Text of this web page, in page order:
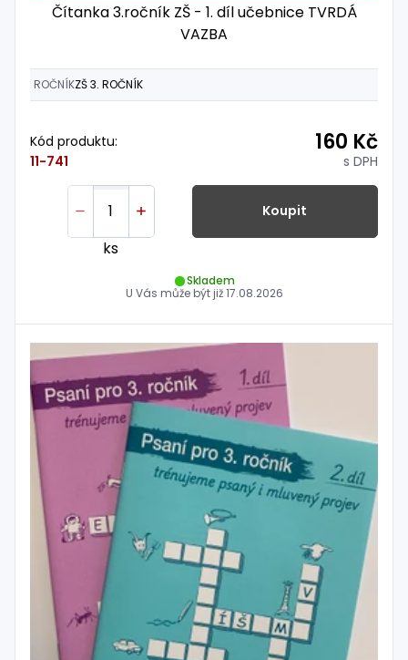
Čítanka 3.ročník ZŠ - 1. díl učebnice TVRDÁ
VAZBA
ROČNÍKZŠ 3. ROČNÍK
Kód produktu:
11-741
160 Kč
s DPH
ks
Koupit
Skladem
U Vás může být již17.08.2026